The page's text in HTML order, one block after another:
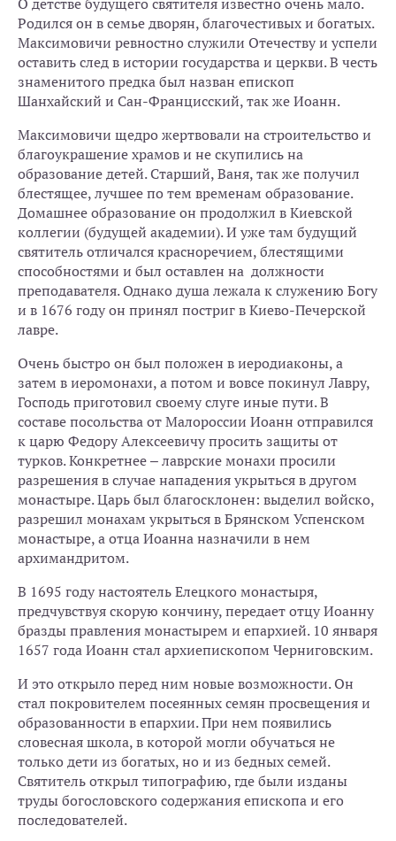
О детстве будущего святителя известно очень мало.
Родился он в семье дворян, благочестивых и богатых.
Максимовичи ревностно служили Отечеству и успели
оставить след в истории государства и церкви. В честь
знаменитого предка был назван епископ
Шанхайский и Сан-Францисский, так же Иоанн.
Максимовичи щедро жертвовали на строительство и
благоукрашение храмов и не скупились на
образование детей. Старший, Ваня, так же получил
блестящее, лучшее по тем временам образование.
Домашнее образование он продолжил в Киевской
коллегии (будущей академии). И уже там будущий
святитель отличался красноречием, блестящими
способностями и был оставлен на должности
преподавателя. Однако душа лежала к служению Богу
и в 1676 году он принял постриг в Киево-Печерской
лавре.
Очень быстро он был положен в иеродиаконы, а
затем в иеромонахи, а потом и вовсе покинул Лавру,
Господь приготовил своему слуге иные пути. В
составе посольства от Малороссии Иоанн отправился
к царю Федору Алексеевичу просить защиты от
турков. Конкретнее – лаврские монахи просили
разрешения в случае нападения укрыться в другом
монастыре. Царь был благосклонен: выделил войско,
разрешил монахам укрыться в Брянском Успенском
монастыре, а отца Иоанна назначили в нем
архимандритом.
В 1695 году настоятель Елецкого монастыря,
предчувствуя скорую кончину, передает отцу Иоанну
бразды правления монастырем и епархией. 10 января
1657 года Иоанн стал архиепископом Черниговским.
И это открыло перед ним новые возможности. Он
стал покровителем посеянных семян просвещения и
образованности в епархии. При нем появились
словесная школа, в которой могли обучаться не
только дети из богатых, но и из бедных семей.
Святитель открыл типографию, где были изданы
труды богословского содержания епископа и его
последователей.